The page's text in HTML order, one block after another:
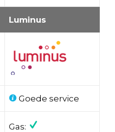
Luminus
Goede service
Gas: